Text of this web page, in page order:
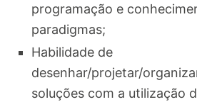
programação e
paradigmas;
Habilidade de
desenhar/projetar/
soluções com a utilização